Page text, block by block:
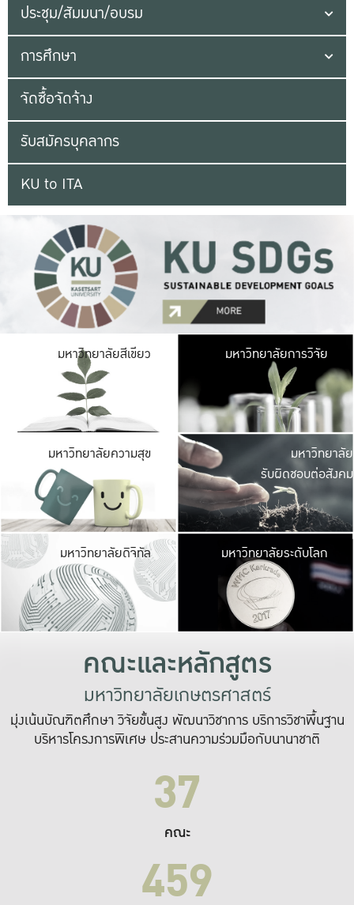
ประชุม/สัมมนา/อบรม
การศึกษา
จัดซื้อจัดจ้าง
รับสมัครบุคลากร
KU to ITA
มหาวิทยาลัยสีเขียว มหาวิ
มีพื้นที่เขียวสดใส
เป็นป่าในเมือง เกษต
มหาวิทยาลัยการวิจัย
มหาวิทยาลัยความสุข มหาวิ
ค
เปิดประ
และพบเรื่องราวใ
มหาวิทยาลัย
รับผิดชอบต่อสังคม
มหาวิทยาลัยดิจิทัล มหาวิ
เปลี่ยนแปลง แล
เพื่อทำง
ระบบสารสนเทศ
มหาวิทยาลัยระดับโลก
คณะและหลักสูตร
มหาวิทยาลัยเกษตรศาสตร์
มุ่งเน้นบัณฑิตศึกษา วิจัยขั้นสูง พัฒนาวิชาการ บริการวิชาพื้นฐาน
บริหารโครงการพิเศษ ประสานความร่วมมือกับนานาชาติ
37
คณะ
459